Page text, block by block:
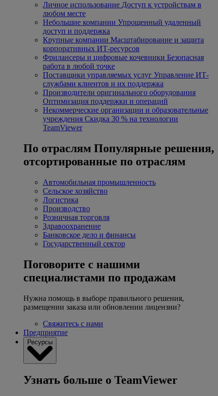
Личное использование Доступ к устройствам в
любом месте
Небольшие компании Упрощенный удаленный
доступ и поддержка
Крупные компании Масштабирование и защита
корпоративных ИТ-ресурсов
Фрилансеры и цифровые кочевники Безопасная
работа в любой точке
Поставщики управляемых услуг Управление ИТ-
службами клиентов и их поддержка
Производители оригинального оборудования
Оптимизация поддержки и операций
Некоммерческие организации и образовательные
учреждения Скидка 30 % на технологии
TeamViewer
По отраслям Популярные решения,
отсортированные по отраслям
Автомобильная промышленность
Сельское хозяйство
Логистика
Производство
Розничная торговля
Здравоохранение
Банковское дело и финансы
Государственный сектор
Поговорите с нашими
специалистами по продажам
Нужна помощь в выборе правильного решения,
размещении заказа или обновлении лицензии?
Свяжитесь с нами
Предприятие
Ресурсы
Узнать больше о TeamViewer